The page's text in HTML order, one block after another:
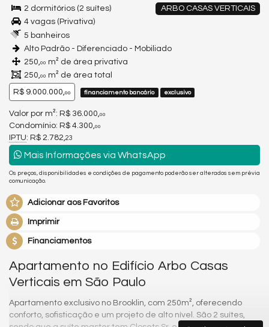
ARBO CASAS VERTICAIS
2 dormitórios (2 suítes)
4 vagas (Privativa)
5 banheiros
Alto Padrão - Diferenciado - Mobiliado
250,00 m² de área privativa
250,00 m² de área total
R$ 9.000.000,00 financiamento bancário exclusivo
Valor por m²: R$ 36.000, 00
Condomínio: R$ 4.300, 00
IPTU: R$ 2.782, 23
Mais Informações via WhatsApp
Os preços, disponibilidades e condições de pagamento poderão ser alterados sem prévia
comunicação.
Adicionar aos Favoritos
Imprimir
Financiamentos
Apartamento no Edifício Arbo Casas
Verticais em São Paulo
Apartamento exclusivo no Brooklin, com 250m², oferecendo
conforto, sofisticação e um projeto de alto nível. São 2 suítes,